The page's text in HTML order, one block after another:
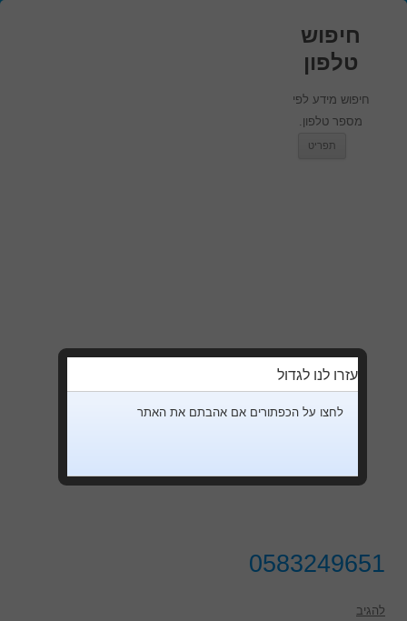
חיפוש
טלפון
חיפוש מידע לפי
מספר טלפון.
תפריט
0583249651
להגיב
עזרו לנו לגדול
לחצו על הכפתורים אם אהבתם את האתר